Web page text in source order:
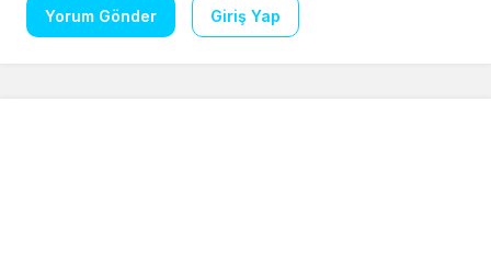
Yorum Gönder Giriş Yap